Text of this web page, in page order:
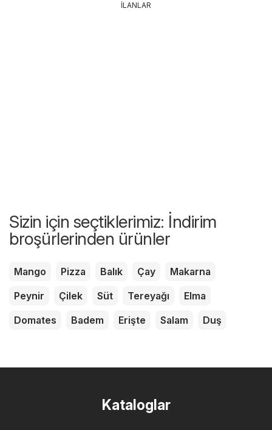
İLANLAR
Sizin için seçtiklerimiz: İndirim
broşürlerinden ürünler
Mango Pizza Balık Çay
Makarna
Peynir
Çilek Süt Tereyağı
Elma
Domates
Badem Erişte Salam Duş
Kataloglar